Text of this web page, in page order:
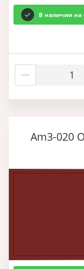
В наличии на
Am3-020